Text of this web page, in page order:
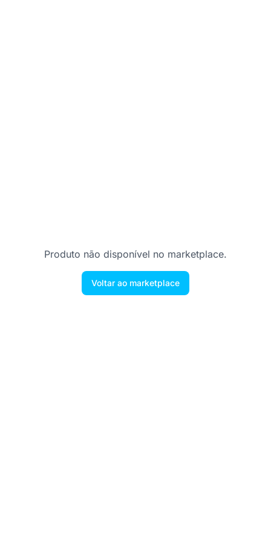
Produto não disponível no marketplace.
Voltar ao marketplace